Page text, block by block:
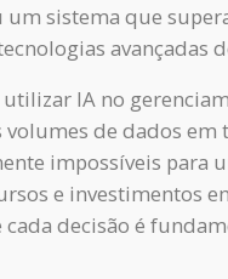
sistema que
avançadas
IA no
volumes de dados
impossíveis para
e investimentos
decisão é